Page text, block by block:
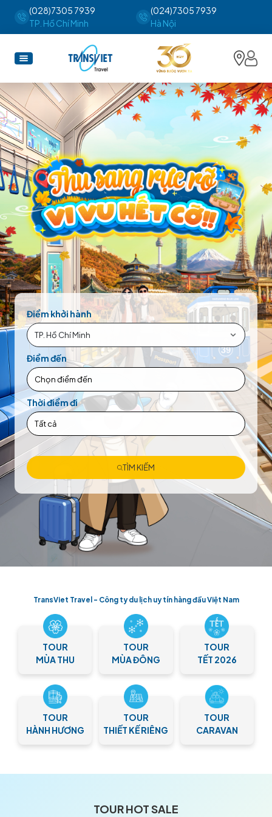
(028)7305 7939
TP. Hồ Chí Minh
(024)7305 7939
Hà Nội
Điểm khởi hành
TP. Hồ Chí Minh
Điểm đến
Chọn điểm đến
Thời điểm đi
Tất cả
TÌM KIẾM
TransViet Travel - Công ty du lịch uy tín hàng đầu Việt Nam
TOUR
MÙA THU
TOUR
MÙA ĐÔNG
TOUR
TẾT 2026
TOUR
HÀNH HƯƠNG
TOUR
THIẾT KẾ RIÊNG
TOUR
CARAVAN
TOUR HOT SALE